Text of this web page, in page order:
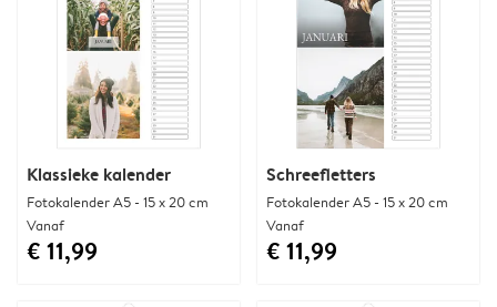
Klassieke kalender
Fotokalender A5 - 15 x 20 cm
Vanaf
€ 11,99
Schreefletters
Fotokalender A5 - 15 x 20 cm
Vanaf
€ 11,99